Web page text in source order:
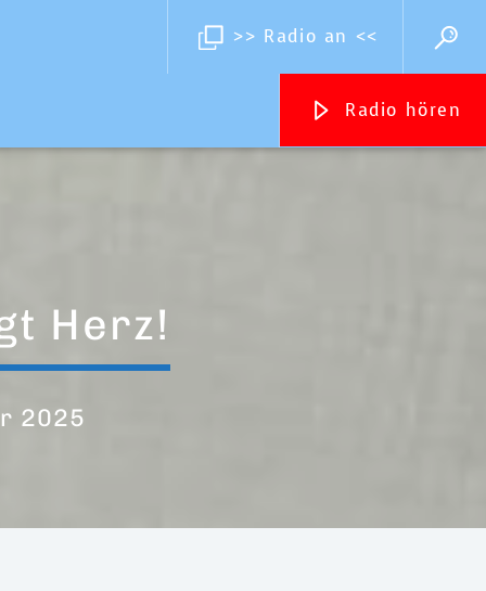
>> Radio an <<
Radio hören
Herz!
2025